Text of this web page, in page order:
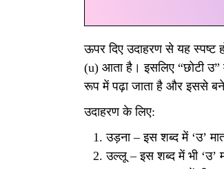
ऊपर दिए उदाहरण से यह स्पष्ट
(u) आता है। इसलिए “छोटी उ”
रूप में पढ़ा जाता है और इससे बने
उदाहरण के लिए:
उड़ना – इस शब्द में ‘उ’
उल्लू – इस शब्द में भी ‘उ’